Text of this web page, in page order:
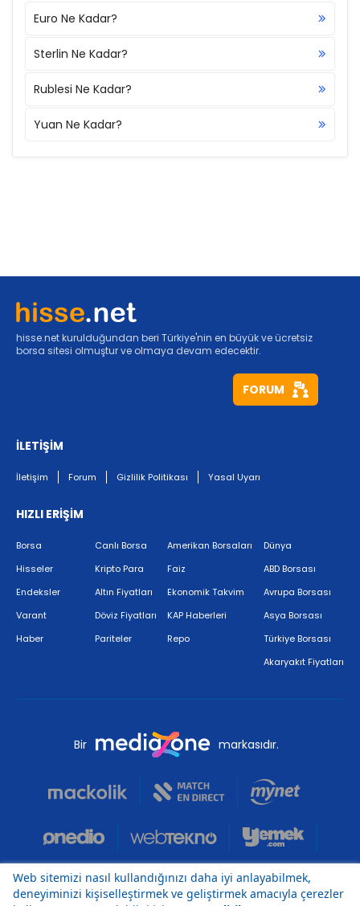
Euro Ne Kadar?
Sterlin Ne Kadar?
Rublesi Ne Kadar?
Yuan Ne Kadar?
hisse.net kurulduğundan beri Türkiye'nin en büyük ve ücretsiz
borsa sitesi olmuştur ve olmaya devam edecektir.
FORUM
İLETİŞİM
İletişim Forum Gizlilik Politikası Yasal Uyarı
HIZLI ERİŞİM
Borsa
Hisseler
Endeksler
Varant
Haber
Canlı Borsa
Kripto Para
Altın Fiyatları
Döviz Fiyatları
Pariteler
Amerikan Borsaları
Faiz
Ekonomik Takvim
KAP Haberleri
Repo
Dünya
ABD Borsası
Avrupa Borsası
Asya Borsası
Türkiye Borsası
Akaryakıt Fiyatları
Bir markasıdır.